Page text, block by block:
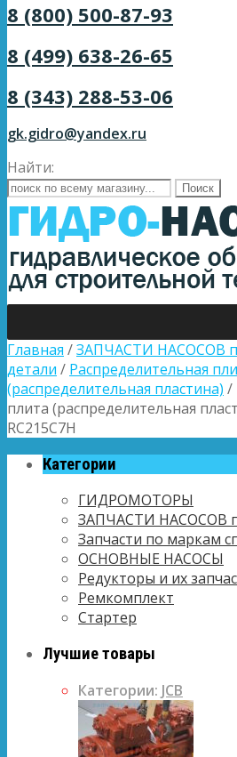
8 (800) 500-87-93
8 (499) 638-26-65
8 (343) 288-53-06
gk.gidro@yandex.ru
Найти:
Главная /ЗАПЧАСТИ НАСОСОВ
детали / Распределительная
(распределительная пластина) /
плита (распределительная
RC215C7H
Категории
ГИДРОМОТОРЫ
ЗАПЧАСТИ НАСОСОВ
Запчасти по маркам
ОСНОВНЫЕ НАСОСЫ
Редукторы и их
Ремкомплект
Стартер
Лучшие товары
Категории: JCB